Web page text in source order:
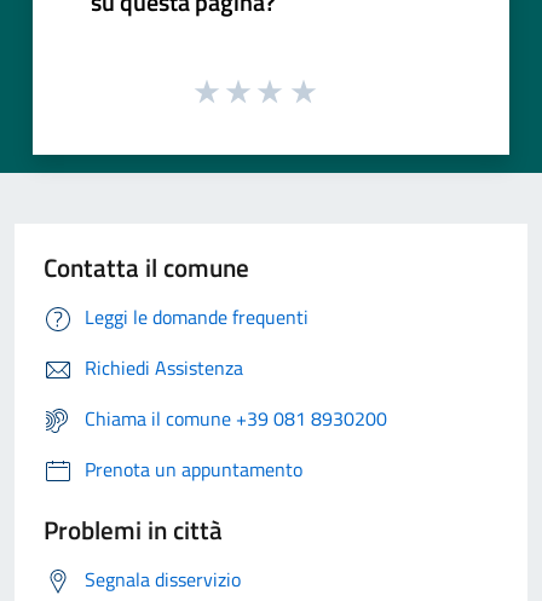
Contatta il comune
Leggi le domande frequenti
Richiedi Assistenza
Chiama il comune +39 081 8930200
Prenota un appuntamento
Problemi in città
Segnala disservizio